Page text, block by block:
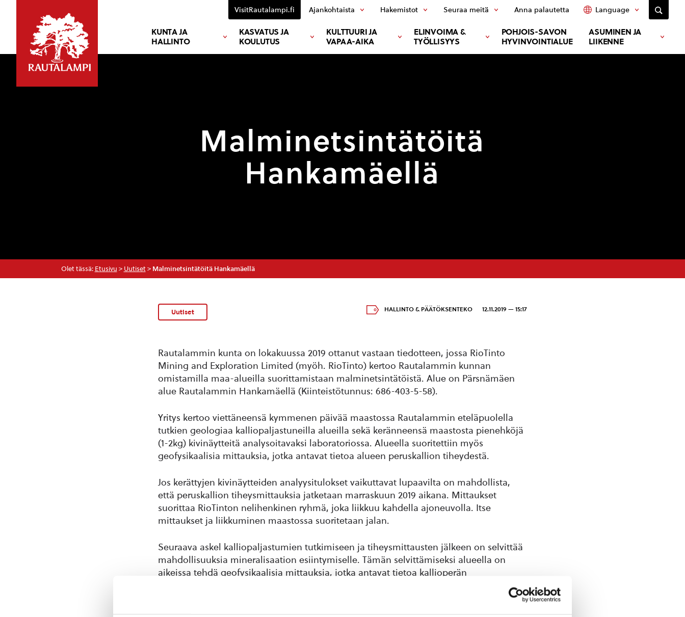
KUNTA JA
HALLINTO
KASVATUS JA
KOULUTUS
KULTTUURI JA
VAPAA-AIKA
ELINVOIMA &
TYÖLLISYYS
POHJOIS-SAVON
HYVINVOINTIALUE
ASUMINEN JA
LIIKENNE
VisitRautalampi.fi Ajankohtaista Hakemistot Seuraa meitä Anna palautetta Language
Malminetsintätöitä
Hankamäellä
Olet tässä: Etusivu > Uutiset> Malminetsintätöitä Hankamäellä
Uutiset HALLINTO & PÄÄTÖKSENTEKO 12.11.2019 — 15:17
Rautalammin kunta on lokakuussa 2019 ottanut vastaan tiedotteen, jossa RioTinto
Mining and Exploration Limited (myöh. RioTinto) kertoo Rautalammin kunnan
omistamilla maa-alueilla suorittamistaan malminetsintätöistä. Alue on Pärsnämäen
alue Rautalammin Hankamäellä (Kiinteistötunnus: 686-403-5-58).
Yritys kertoo viettäneensä kymmenen päivää maastossa Rautalammin eteläpuolella
tutkien geologiaa kalliopaljastuneilla alueilla sekä keränneensä maastosta pienehköjä
(1-2kg) kivinäytteitä analysoitavaksi laboratoriossa. Alueella suoritettiin myös
geofysikaalisia mittauksia, jotka antavat tietoa alueen peruskallion tiheydestä.
Jos kerättyjen kivinäytteiden analyysitulokset vaikuttavat lupaavilta on mahdollista,
että peruskallion tiheysmittauksia jatketaan marraskuun 2019 aikana. Mittaukset
suorittaa RioTinton nelihenkinen ryhmä, joka liikkuu kahdella ajoneuvolla. Itse
mittaukset ja liikkuminen maastossa suoritetaan jalan.
Seuraava askel kalliopaljastumien tutkimiseen ja tiheysmittausten jälkeen on selvittää
mahdollisuuksia mineralisaation esiintymiselle. Tämän selvittämiseksi alueella on
aikeissa tehdä geofysikaalisia mittauksia, jotka antavat tietoa kallioperän